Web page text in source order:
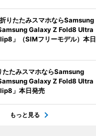
りたたみスマホならSamsung
Galaxy Z Fold8 Ultra
」（SIMフリーモデル）本日
たたみスマホならSamsung
Galaxy Z Fold8 Ultra
」本日発売
もっと見る